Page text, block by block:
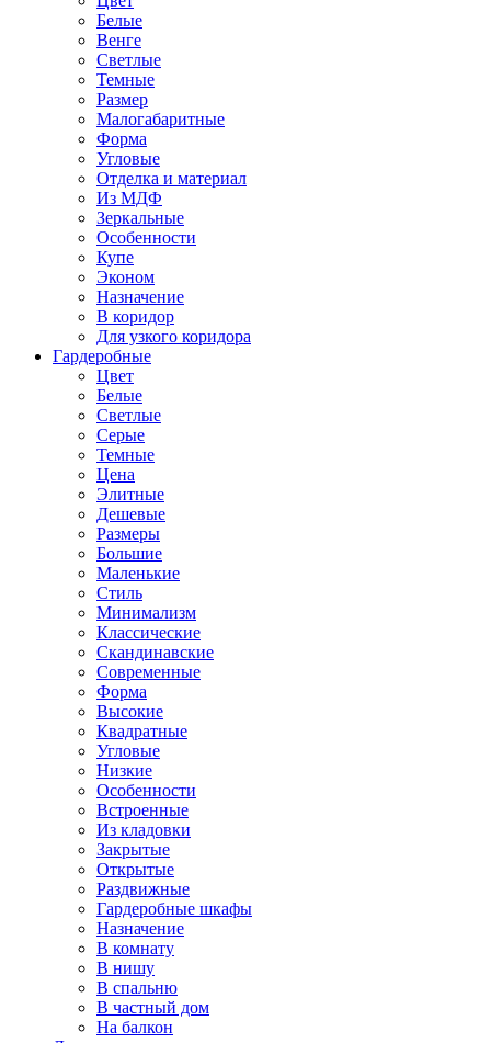
Белые
Венге
Светлые
Темные
Размер
Малогабаритные
Форма
Угловые
Отделка и материал
Из МДФ
Зеркальные
Особенности
Купе
Эконом
Назначение
В коридор
Для узкого коридора
Гардеробные
Цвет
Белые
Светлые
Серые
Темные
Цена
Элитные
Дешевые
Размеры
Большие
Маленькие
Стиль
Минимализм
Классические
Скандинавские
Современные
Форма
Высокие
Квадратные
Угловые
Низкие
Особенности
Встроенные
Из кладовки
Закрытые
Открытые
Раздвижные
Гардеробные шкафы
Назначение
В комнату
В нишу
В спальню
В частный дом
На балкон